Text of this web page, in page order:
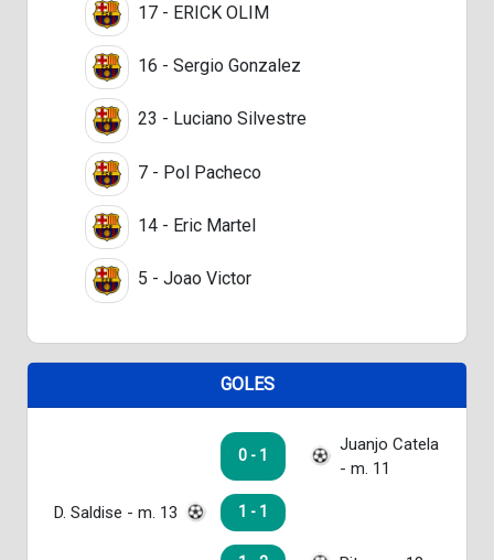
17 - ERICK OLIM
16 - Sergio Gonzalez
23 - Luciano Silvestre
7 - Pol Pacheco
14 - Eric Martel
5 - Joao Victor
GOLES
0 - 1
Juanjo Catela
- m. 11
D. Saldise - m. 13 1 - 1